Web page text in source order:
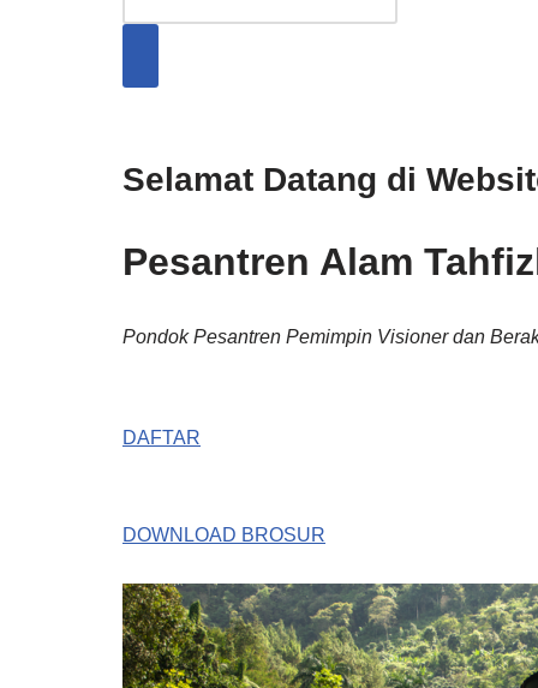
Selamat Datang di
Pesantren Alam
Pondok Pesantren Pemimpin Visioner dan
DAFTAR
DOWNLOAD BROSUR